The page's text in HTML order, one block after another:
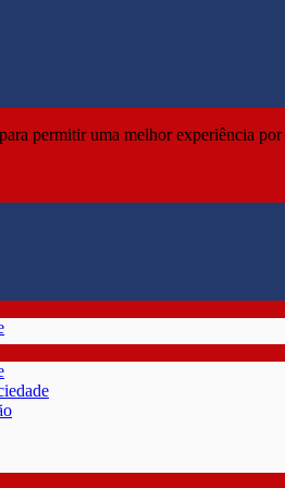
permitir uma melhor experiência